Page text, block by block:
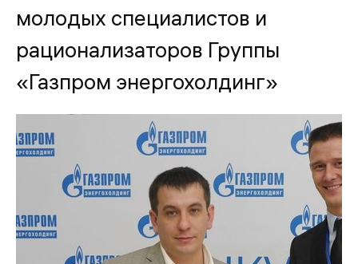
молодых специалистов и
рационализаторов Группы
«Газпром энергохолдинг»